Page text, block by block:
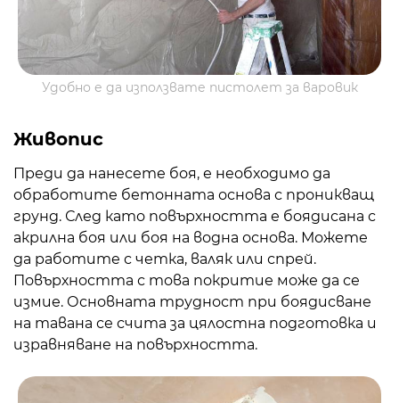
Удобно е да използвате пистолет за варовик
Живопис
Преди да нанесете боя, е необходимо да
обработите бетонната основа с проникващ
грунд. След като повърхността е боядисана с
акрилна боя или боя на водна основа. Можете
да работите с четка, валяк или спрей.
Повърхността с това покритие може да се
измие. Основната трудност при боядисване
на тавана се счита за цялостна подготовка и
изравняване на повърхността.